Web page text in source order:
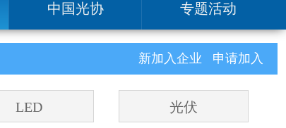
中国光协 专题活动
新加入企业 申请加入
LED 光伏